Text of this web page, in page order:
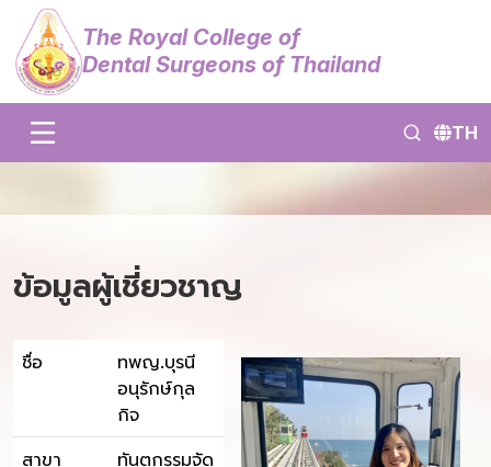
The Royal College of
Dental Surgeons of Thailand
TH
ข้อมูลผู้เชี่ยวชาญ
ชื่อ
ทพญ.บุรนี
อนุรักษ์กุล
กิจ
สาขา
ทันตกรรมจัด